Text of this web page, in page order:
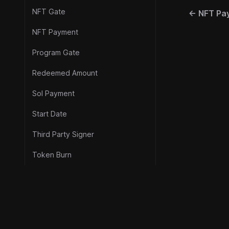
NFT Gate
NFT Payment
Program Gate
Redeemed Amount
Sol Payment
Start Date
Third Party Signer
Token Burn
← NFT